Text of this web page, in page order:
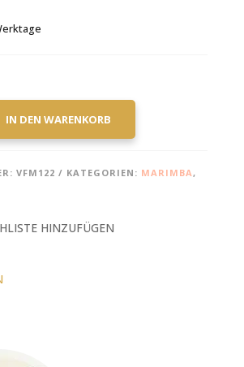
IN DEN WARENKORB
VFM122 KATEGORIEN: MARIMBA ,
HINZUFÜGEN